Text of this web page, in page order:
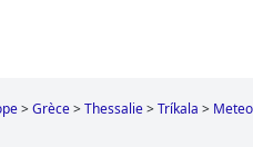
>Grèce>Thessalie>Tríkala >